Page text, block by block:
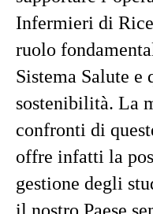
Infermieri di
ruolo
Sistema Salute e
sostenibilità. La
confronti di
offre infatti la
gestione degli